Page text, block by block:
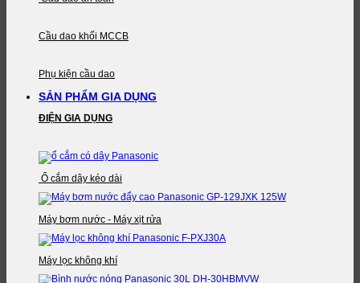
Cầu dao khối MCCB
Phụ kiện cầu dao
SẢN PHẨM GIA DỤNG
ĐIỆN GIA DỤNG
Ổ cắm dây kéo dài
Máy bơm nước - Máy xịt rửa
Máy lọc không khí